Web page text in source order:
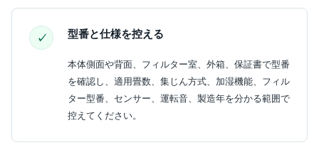
型番と仕様を控える
本体側面や背面、フィルター室、外箱、保証書で型番
を確認し、適用畳数、集じん方式、加湿機能、フィル
ター型番、センサー、運転音、製造年を分かる範囲で
控えてください。